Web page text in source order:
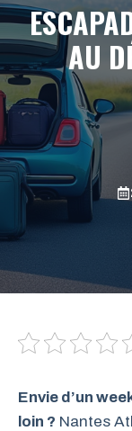
AU
Envie d’un
loin ? Nantes